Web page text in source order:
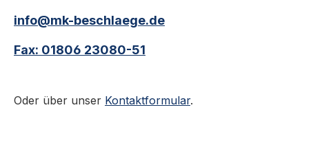
aus dem KWS-Programm:
Höhenanpassung,
Rollenkloben und weitere
info@mk-beschlaege.de
Fax: 01806 23080-51
Oder über unser Kontaktformular.